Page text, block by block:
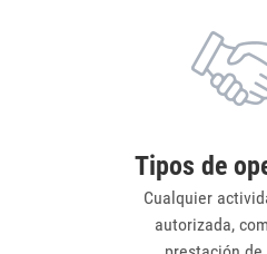
Tipos de
Cualquier
autorizada,